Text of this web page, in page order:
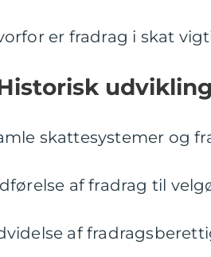
er fradrag i skat
skattesystemer og
af fradrag til
af